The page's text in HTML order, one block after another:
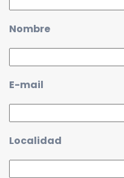
Nombre
E-mail
Localidad